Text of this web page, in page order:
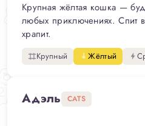
Крупная жёлтая кошка —
любых приключениях. Спит
храпит.
Крупный Жёлтый
Адэль CATS